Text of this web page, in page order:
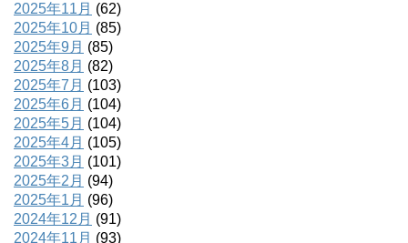
2025年11月 (62)
2025年10月 (85)
2025年9月 (85)
2025年8月 (82)
2025年7月 (103)
2025年6月 (104)
2025年5月 (104)
2025年4月 (105)
2025年3月 (101)
2025年2月 (94)
2025年1月 (96)
2024年12月 (91)
2024年11月 (93)